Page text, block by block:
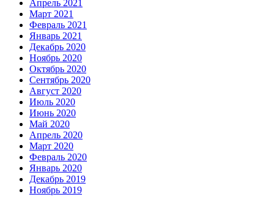
Апрель 2021
Март 2021
Февраль 2021
Январь 2021
Декабрь 2020
Ноябрь 2020
Октябрь 2020
Сентябрь 2020
Август 2020
Июль 2020
Июнь 2020
Май 2020
Апрель 2020
Март 2020
Февраль 2020
Январь 2020
Декабрь 2019
Ноябрь 2019